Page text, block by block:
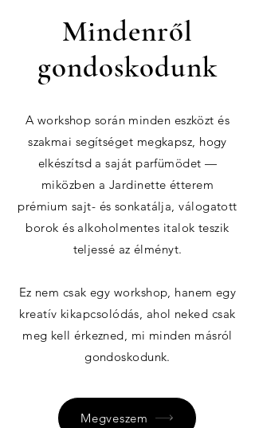
Mindenről
gondoskodunk
A workshop során minden eszközt és
szakmai segítséget megkapsz, hogy
elkészítsd a saját parfümödet —
miközben a Jardinette étterem
prémium sajt- és sonkatálja, válogatott
borok és alkoholmentes italok teszik
teljessé az élményt.
Ez nem csak egy workshop, hanem egy
kreatív kikapcsolódás, ahol neked csak
meg kell érkezned, mi minden másról
gondoskodunk.
Megveszem